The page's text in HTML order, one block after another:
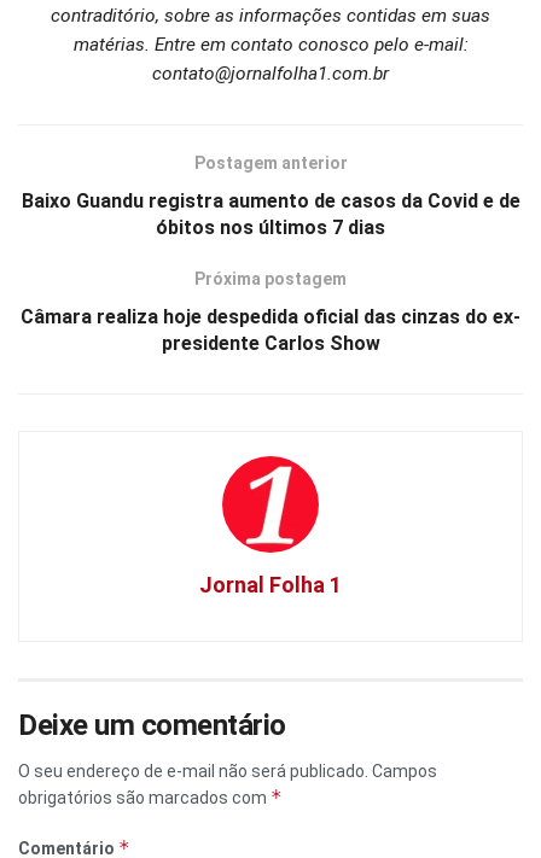
contraditório, sobre as informações contidas em suas
matérias. Entre em contato conosco pelo e-mail:
contato@jornalfolha1.com.br
Postagem anterior
Baixo Guandu registra aumento de casos da Covid e de
óbitos nos últimos 7 dias
Próxima postagem
Câmara realiza hoje despedida oficial das cinzas do ex-
presidente Carlos Show
Jornal Folha 1
Deixe um comentário
O seu endereço de e-mail não será publicado. Campos
obrigatórios são marcados com *
Comentário *